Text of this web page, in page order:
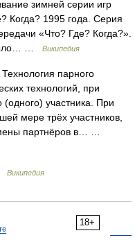
зимней серии игр
Когда? 1995 года. Серия
«Что? Где? Когда?».
…
Википедия
парного
технологий, при
(одного) участника. При
мере трёх участников,
партнёров в… …
Википедия
18+